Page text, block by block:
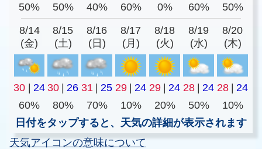
50%
50% 40% 60% 0% 60% 50%
8/14
(金)
8/15
(土)
8/16
(日)
8/17
(月)
8/18
(火)
8/19
(水)
8/20
(木)
30 | 24 30 | 26 31 | 25 29 | 24 29 | 24 28 | 24 28 | 24
60%
80% 70% 10% 20% 50%
10%
日付をタップすると、天気の詳細が表示されます
天気アイコンの意味について